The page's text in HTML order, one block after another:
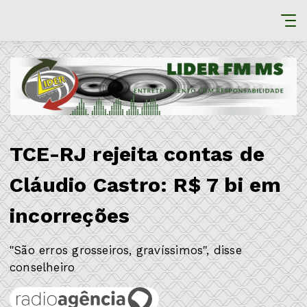
TCE-RJ rejeita contas de
Cláudio Castro: R$ 7 bi em
incorreções
"São erros grosseiros, gravíssimos", disse
conselheiro